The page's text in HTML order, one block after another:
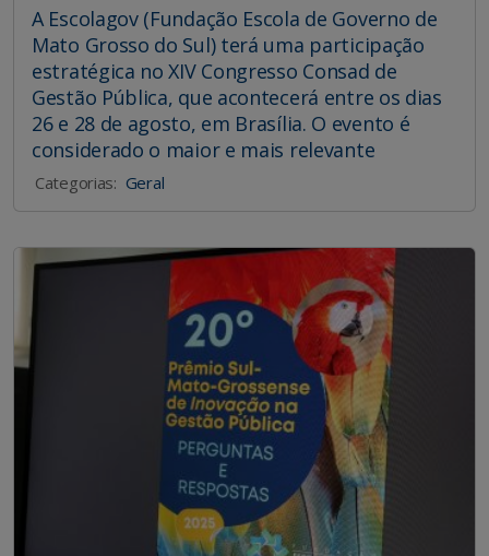
A Escolagov (Fundação Escola de Governo de
Mato Grosso do Sul) terá uma participação
estratégica no XIV Congresso Consad de
Gestão Pública, que acontecerá entre os dias
26 e 28 de agosto, em Brasília. O evento é
considerado o maior e mais relevante
Categorias: Geral